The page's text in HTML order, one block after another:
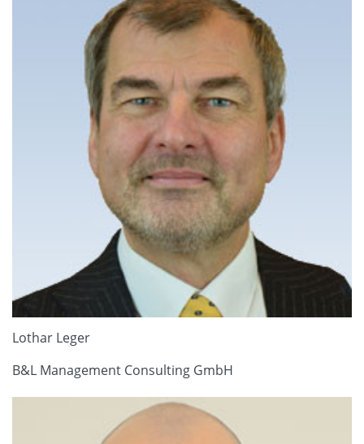
Lothar Leger
B&L Management Consulting GmbH